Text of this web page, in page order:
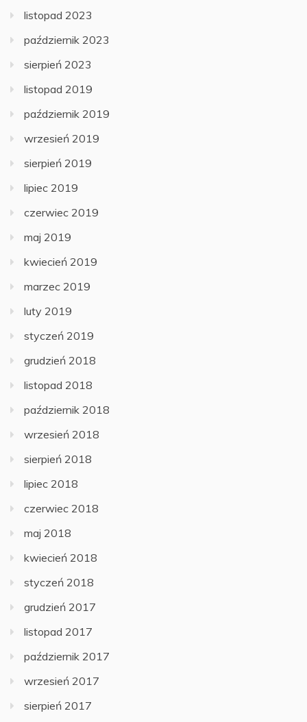
listopad 2023
październik 2023
sierpień 2023
listopad 2019
październik 2019
wrzesień 2019
sierpień 2019
lipiec 2019
czerwiec 2019
maj 2019
kwiecień 2019
marzec 2019
luty 2019
styczeń 2019
grudzień 2018
listopad 2018
październik 2018
wrzesień 2018
sierpień 2018
lipiec 2018
czerwiec 2018
maj 2018
kwiecień 2018
styczeń 2018
grudzień 2017
listopad 2017
październik 2017
wrzesień 2017
sierpień 2017